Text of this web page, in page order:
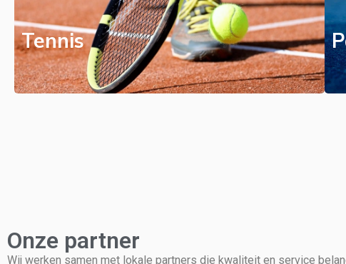
Tennis
Onze partner
Wij werken samen met lokale partners die kwaliteit en service